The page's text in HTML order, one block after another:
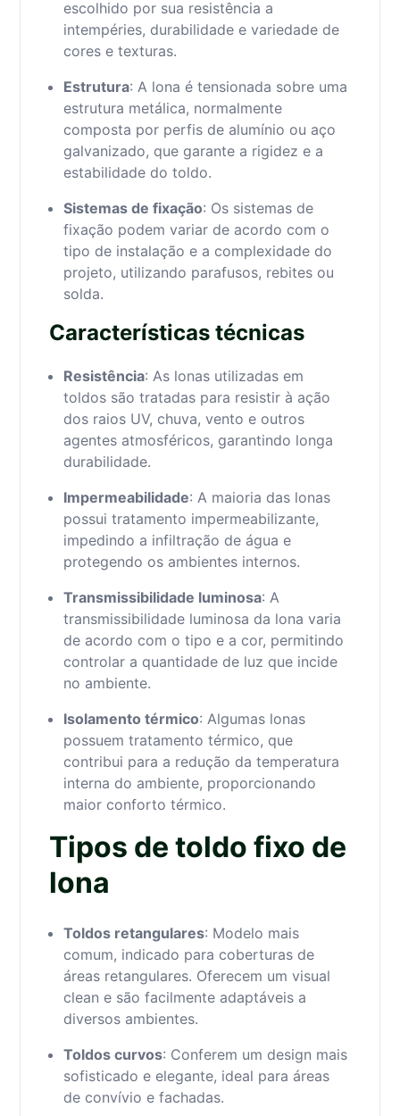
escolhido por sua resistência a
intempéries, durabilidade e variedade de
cores e texturas.
Estrutura: A lona é tensionada sobre uma
estrutura metálica, normalmente
composta por perfis de alumínio ou aço
galvanizado, que garante a rigidez e a
estabilidade do toldo.
Sistemas de fixação: Os sistemas de
fixação podem variar de acordo com o
tipo de instalação e a complexidade do
projeto, utilizando parafusos, rebites ou
solda.
Características técnicas
Resistência: As lonas utilizadas em
toldos são tratadas para resistir à ação
dos raios UV, chuva, vento e outros
agentes atmosféricos, garantindo longa
durabilidade.
Impermeabilidade: A maioria das lonas
possui tratamento impermeabilizante,
impedindo a infiltração de água e
protegendo os ambientes internos.
Transmissibilidade luminosa: A
transmissibilidade luminosa da lona varia
de acordo com o tipo e a cor, permitindo
controlar a quantidade de luz que incide
no ambiente.
Isolamento térmico: Algumas lonas
possuem tratamento térmico, que
contribui para a redução da temperatura
interna do ambiente, proporcionando
maior conforto térmico.
Tipos de toldo fixo de
lona
Toldos retangulares: Modelo mais
comum, indicado para coberturas de
áreas retangulares. Oferecem um visual
clean e são facilmente adaptáveis a
diversos ambientes.
Toldos curvos: Conferem um design mais
sofisticado e elegante, ideal para áreas
de convívio e fachadas.